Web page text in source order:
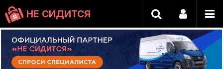
НЕ СИДИТСЯ